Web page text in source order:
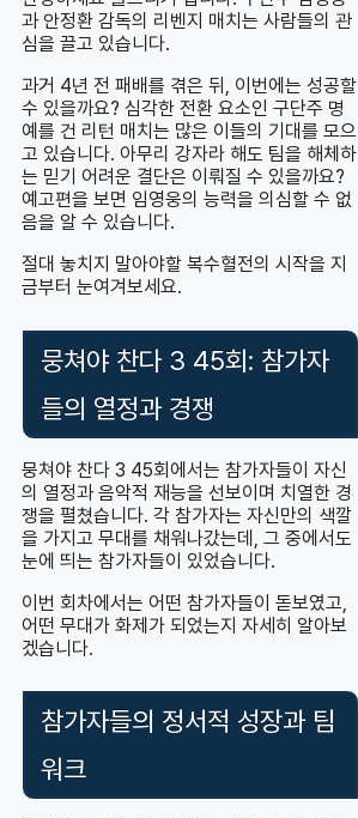
과 안정환 감독의 리벤지 매치는 사람들의 관
심을 끌고 있습니다.
과거 4년 전 패배를 겪은 뒤, 이번에는 성공할
수 있을까요? 심각한 전환 요소인 구단주 명
예를 건 리턴 매치는 많은 이들의 기대를 모으
고 있습니다. 아무리 강자라 해도 팀을 해체하
는 믿기 어려운 결단은 이뤄질 수 있을까요?
예고편을 보면 임영웅의 능력을 의심할 수 없
음을 알 수 있습니다.
절대 놓치지 말아야할 복수혈전의 시작을 지
금부터 눈여겨보세요.
뭉쳐야 찬다 3 45회: 참가자
들의 열정과 경쟁
뭉쳐야 찬다 3 45회에서는 참가자들이 자신
의 열정과 음악적 재능을 선보이며 치열한 경
쟁을 펼쳤습니다. 각 참가자는 자신만의 색깔
을 가지고 무대를 채워나갔는데, 그 중에서도
눈에 띄는 참가자들이 있었습니다.
이번 회차에서는 어떤 참가자들이 돋보였고,
어떤 무대가 화제가 되었는지 자세히 알아보
겠습니다.
참가자들의 정서적 성장과 팀
워크